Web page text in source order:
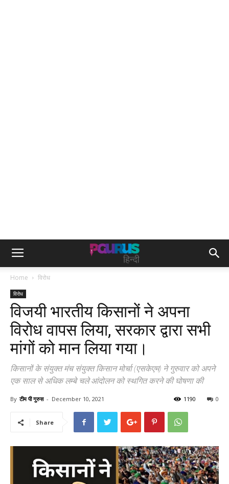
Home विरोध
विरोध
विजयी भारतीय किसानों ने अपना
विरोध वापस लिया, सरकार द्वारा सभी
मांगों को मान लिया गया।
किसानों के संयुक्त मंच संयुक्त किसान मोर्चा (एसकेएम) ने गुरुवार को अपने
एक साल से अधिक लम्बे चले आंदोलन को स्थगित करने की घोषणा की
By टीम पी गुरुस - December 10, 2021 0
1190
Share